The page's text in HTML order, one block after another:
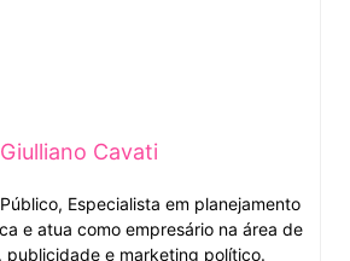
Giulliano Cavati
Especialista em planejamento
e atua como empresário na área de
publicidade e marketing político.